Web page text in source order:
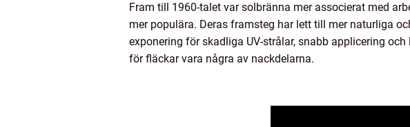
Fram till 1960-talet var solbränna mer associerat med
mer populära. Deras framsteg har lett till mer naturliga
exponering för skadliga UV-strålar, snabb applicering
för fläckar vara några av nackdelarna.